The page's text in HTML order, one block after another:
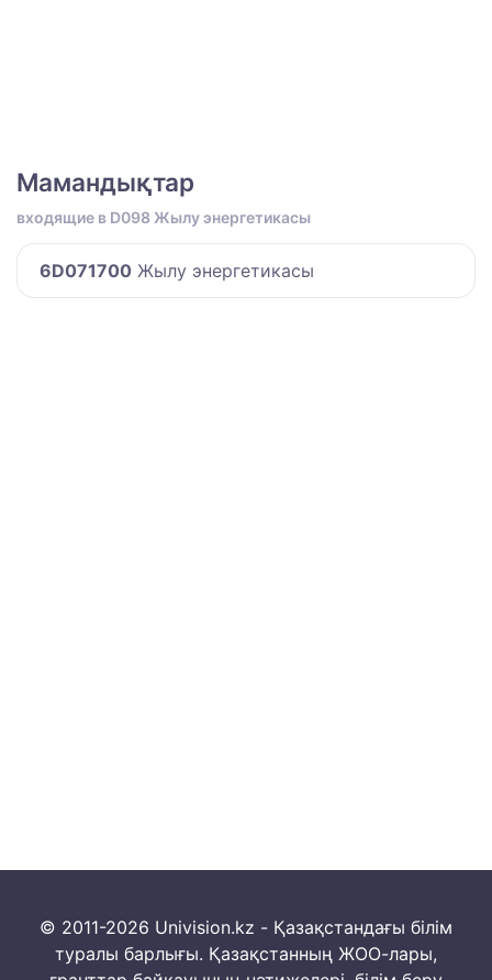
Мамандықтар
входящие в D098 Жылу энергетикасы
6D071700 Жылу энергетикасы
© 2011-2026 Univision.kz - Қазақстандағы білім
туралы барлығы. Қазақстанның ЖОО-лары,